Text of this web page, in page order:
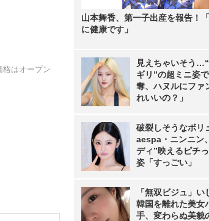
はオープン
山本舞香、第一子出産を報告！
に健康です」
見えちゃいそう
ギリ”の超ミニ姿
奪、ハヌルにファ
れいいの？」
破裂しそうなボ
aespa・ニンニン
ディ”映えるピチ
姿「すっごい」
「無双ビジュ」い
韓国を離れた美女
手、変わらぬ美貌